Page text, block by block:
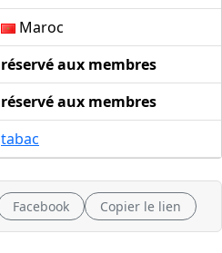
Maroc
réservé aux membres
réservé aux membres
tabac
Facebook Copier le lien